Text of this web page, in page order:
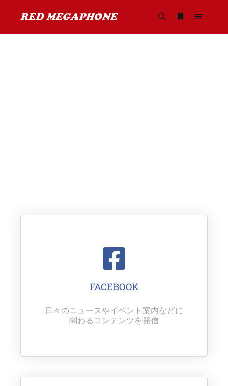
FACEBOOK
日々のニュースやイベント案内などに
関わるコンテンツを発信